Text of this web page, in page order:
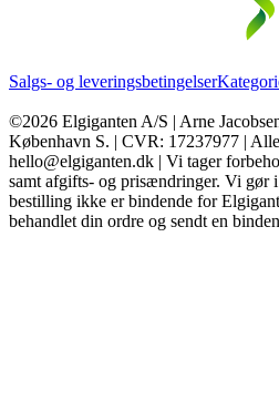
Salgs- og leveringsbetingelser
©2026 Elgiganten A/S | Arne
København S. | CVR: 17237977 |
hello@elgiganten.dk | Vi tager
samt afgifts- og prisændringer. Vi gør
bestilling ikke er bindende for
behandlet din ordre og sendt en